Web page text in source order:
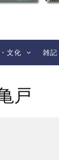
文化 雑記
戸